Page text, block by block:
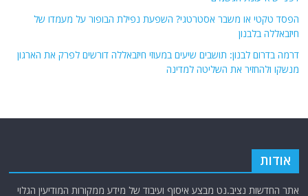
אודות
אתר החדשות נציב.נט מבצע איסוף ועיבוד של מידע ממקורות המודיעין הגלוי
ביצירות הכלולות בכתבות. אם זיהית יצירה שאתה בעל הזכויות בה ואתה מעוניין
להסירה מהכתבה, אנא פנה אלינולמייל